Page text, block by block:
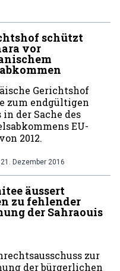
schützt
vor
Gerichtshof
zum endgültigen
in der Sache des
EU-
2012.
21. Dezember 2016
äussert
zu fehlender
der Sahraouis
zur
der bürgerlichen